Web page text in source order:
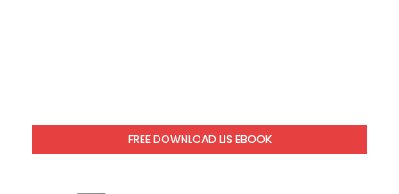
FREE DOWNLOAD LIS EBOOK